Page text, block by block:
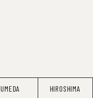
UMEDA HIROSHIMA